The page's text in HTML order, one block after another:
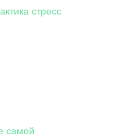
стресс
самой